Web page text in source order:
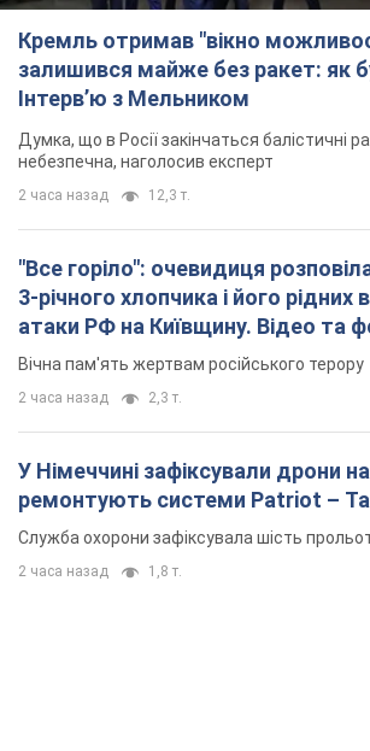
атаки РФ на Київщину. Відео та
Вічна пам'ять жертвам російського терору
У Німеччині зафіксували дрони
ремонтують системи Patriot –
2 часа назад